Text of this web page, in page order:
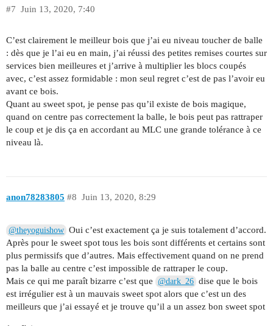
Juin 13, 2020, 7:40
#7
C’est clairement le meilleur bois que j’ai eu niveau toucher de balle
: dès que je l’ai eu en main, j’ai réussi des petites remises courtes sur
services bien meilleures et j’arrive à multiplier les blocs coupés
avec, c’est assez formidable : mon seul regret c’est de pas l’avoir eu
avant ce bois.
Quant au sweet spot, je pense pas qu’il existe de bois magique,
quand on centre pas correctement la balle, le bois peut pas rattraper
le coup et je dis ça en accordant au MLC une grande tolérance à ce
niveau là.
anon78283805 Juin 13, 2020, 8:29
#8
@theyoguishow Oui c’est exactement ça je suis totalement d’accord.
Après pour le sweet spot tous les bois sont différents et certains sont
plus permissifs que d’autres. Mais effectivement quand on ne prend
pas la balle au centre c’est impossible de rattraper le coup.
Mais ce qui me paraît bizarre c’est que
@dark_26 dise que le bois
est irrégulier est à un mauvais sweet spot alors que c’est un des
meilleurs que j’ai essayé et je trouve qu’il a un assez bon sweet spot